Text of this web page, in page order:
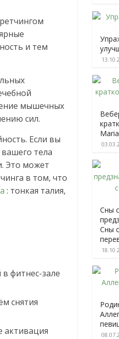
и тем
мышечных
сил.
Если вы
вашего тела
Это может
в том, что
: тонкая талия,
фитнес-зале
снятия
активация
Сны
Сны